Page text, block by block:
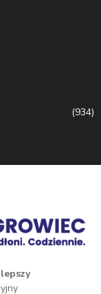
(934)